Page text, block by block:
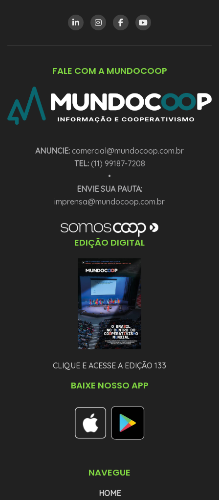
FALE COM A MUNDOCOOP
ANUNCIE: comercial@mundocoop.com.br
TEL:(11) 99187-7208
•
ENVIE SUA PAUTA:
imprensa@mundocoop.com.br
EDIÇÃO DIGITAL
CLIQUE E ACESSE A EDIÇÃO 133
BAIXE NOSSO APP
NAVEGUE
HOME